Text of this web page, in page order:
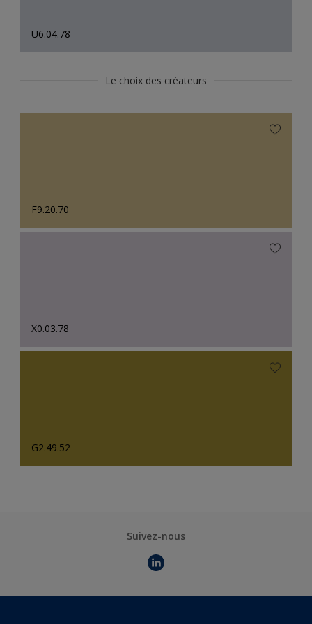
U6.04.78
Le choix des créateurs
F9.20.70
X0.03.78
G2.49.52
Suivez-nous